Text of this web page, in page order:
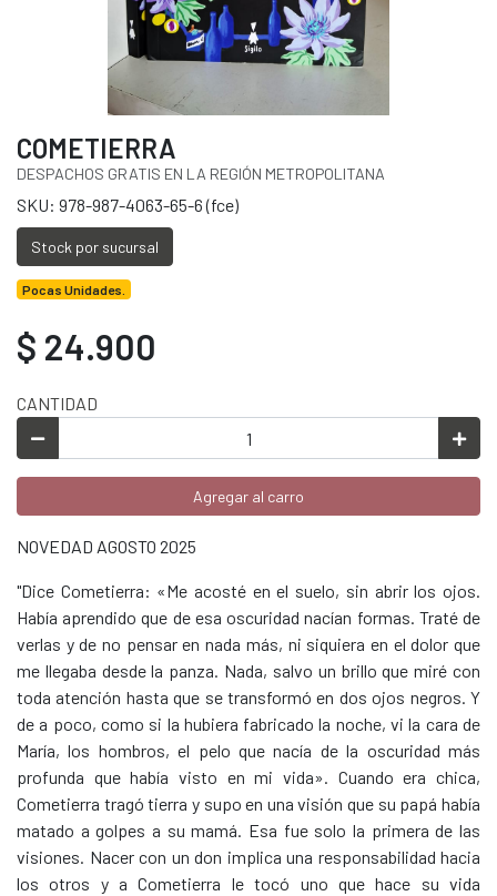
COMETIERRA
DESPACHOS GRATIS EN LA REGIÓN METROPOLITANA
SKU: 978-987-4063-65-6 (fce)
Stock por sucursal
Pocas Unidades.
$ 24.900
CANTIDAD
Agregar al carro
NOVEDAD AGOSTO 2025
"Dice Cometierra: «Me acosté en el suelo, sin abrir los ojos.
Había aprendido que de esa oscuridad nacían formas. Traté de
verlas y de no pensar en nada más, ni siquiera en el dolor que
me llegaba desde la panza. Nada, salvo un brillo que miré con
toda atención hasta que se transformó en dos ojos negros. Y
de a poco, como si la hubiera fabricado la noche, vi la cara de
María, los hombros, el pelo que nacía de la oscuridad más
profunda que había visto en mi vida». Cuando era chica,
Cometierra tragó tierra y supo en una visión que su papá había
matado a golpes a su mamá. Esa fue solo la primera de las
visiones. Nacer con un don implica una responsabilidad hacia
los otros y a Cometierra le tocó uno que hace su vida